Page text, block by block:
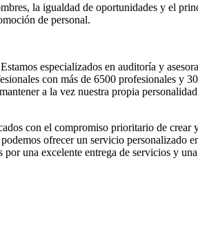
la igualdad de oportunidades y el
de personal.
especializados en auditoría y
con más de 6500 profesionales y
a la vez nuestra propia
con el compromiso prioritario de
ofrecer un servicio
una excelente entrega de servicios y